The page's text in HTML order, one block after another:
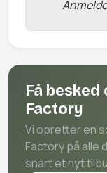
Få
Factory
Vi opretter en
Factory på alle
snart et nyt